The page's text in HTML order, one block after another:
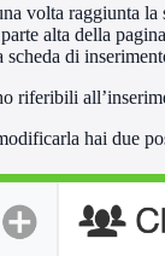
volta raggiunta
alta della
scheda di
riferibili
hai due